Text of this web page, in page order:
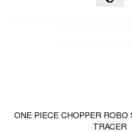
ONE PIECE CHOPPER ROBO
TRACER